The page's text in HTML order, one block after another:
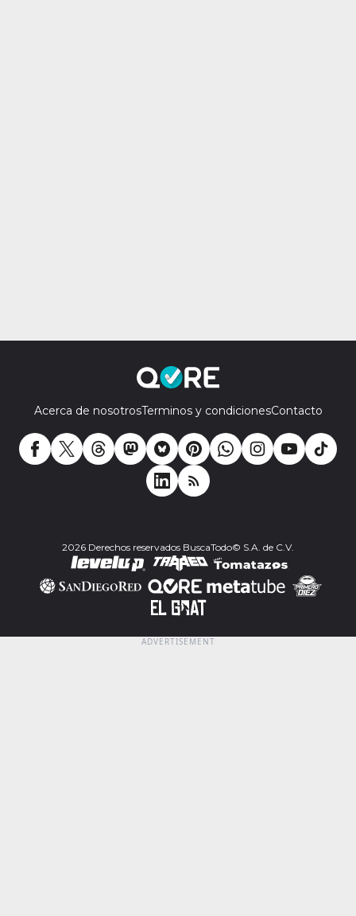
Acerca de nosotrosTerminos y condicionesContacto
2026 Derechos reservados BuscaTodo© S.A. de C.V.